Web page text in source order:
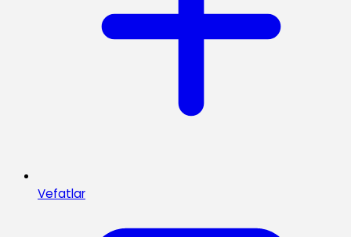
Vefatlar